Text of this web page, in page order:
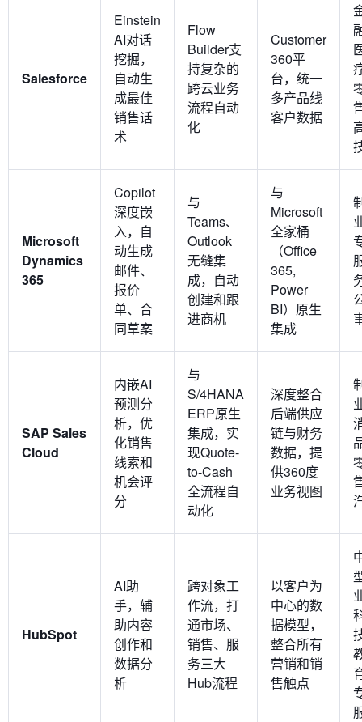
Salesforce
Einstein
AI对话
挖掘，
自动生
成最佳
销售话
术
Flow
Builder支
持复杂的
跨云业务
流程自动
化
Customer
360平
台，统一
多产品线
客户数据
Microsoft
Dynamics
365
Copilot
深度嵌
入，自
动生成
邮件、
报价
单、合
同草案
与
Teams、
Outlook
无缝集
成，自动
创建和跟
进商机
与
Microsoft
全家桶
（Office
365,
Power
BI）原生
集成
SAP Sales
Cloud
内嵌AI
预测分
析，优
化销售
线索和
机会评
分
与
S/4HANA
ERP原生
集成，实
现Quote-
to-Cash
全流程自
动化
深度整合
后端供应
链与财务
数据，提
供360度
业务视图
HubSpot
AI助
手，辅
助内容
创作和
数据分
析
跨对象工
作流，打
通市场、
销售、服
务三大
Hub流程
以客户为
中心的数
据模型，
整合所有
营销和销
售触点